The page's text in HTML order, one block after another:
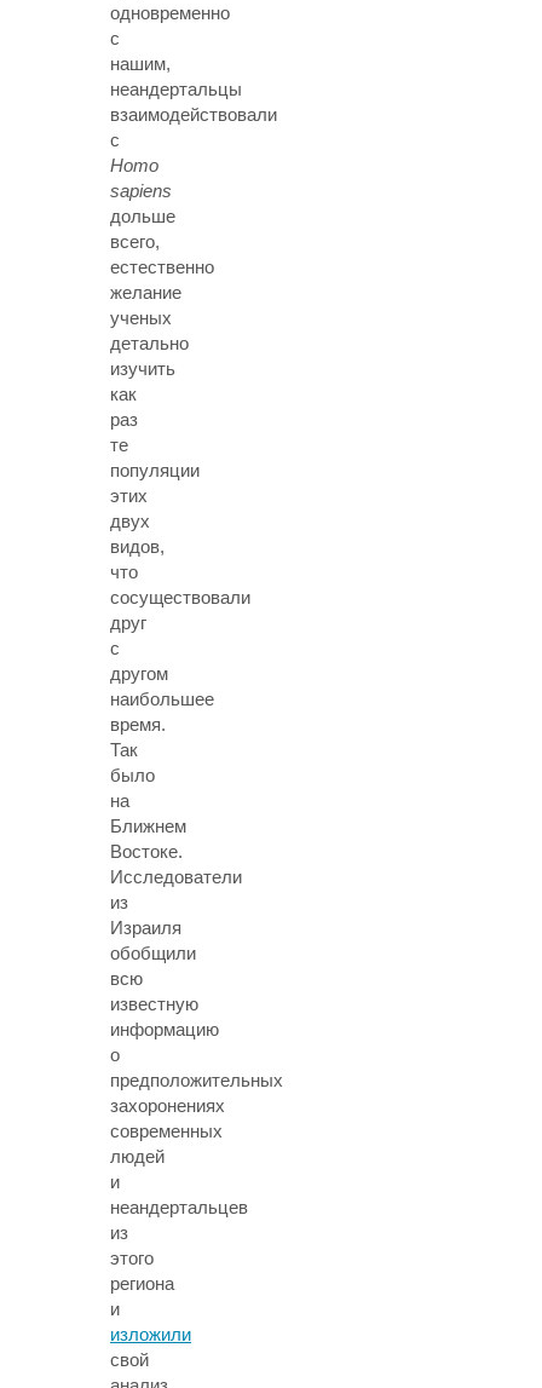
одновременно
с
нашим,
неандертальцы
взаимодействовали
с
Homo
sapiens
дольше
всего,
естественно
желание
ученых
детально
изучить
как
раз
те
популяции
этих
двух
видов,
что
сосуществовали
друг
с
другом
наибольшее
время.
Так
было
на
Ближнем
Востоке.
Исследователи
из
Израиля
обобщили
всю
известную
информацию
о
предположительных
захоронениях
современных
людей
и
неандертальцев
из
этого
региона
и
изложили
свой